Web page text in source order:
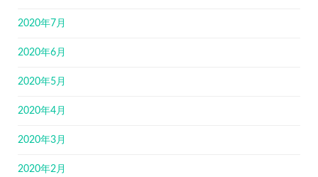
2020年7月
2020年6月
2020年5月
2020年4月
2020年3月
2020年2月